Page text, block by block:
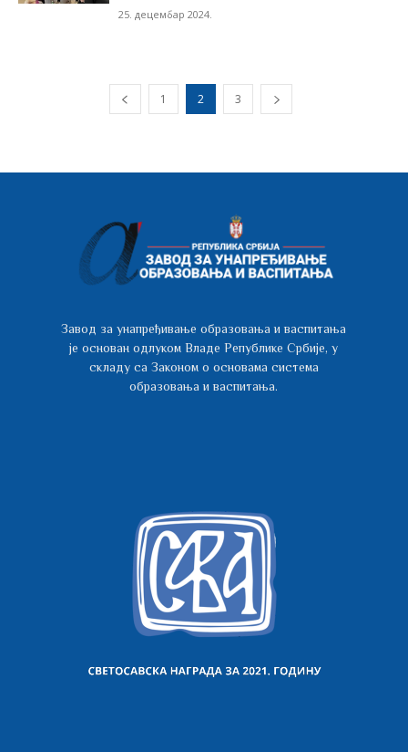
25. децембар 2024.
1 2 3
Завод за унапређивање образовања и васпитања
је основан одлуком Владе Републике Србије, у
складу са Законом о основама система
образовања и васпитања.